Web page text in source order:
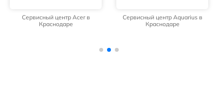
Сервисный центр Acer в
Краснодаре
Сервисный центр Aquarius в
Краснодаре